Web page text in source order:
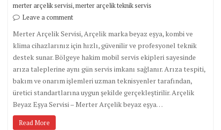
merter arçelik servisi,merter arçelik teknik servis
Leave a comment
Merter Arçelik Servisi, Arçelik marka beyaz eşya, kombi ve
klima cihazlarınız için hızlı, güvenilir ve profesyonel teknik
destek sunar. Bölgeye hakim mobil servis ekipleri sayesinde
arıza taleplerine aynı gün servis imkanı sağlanır. Arıza tespiti,
bakım ve onarım işlemleri uzman teknisyenler tarafından,
üretici standartlarına uygun şekilde gerçekleştirilir. Arçelik
Beyaz Eşya Servisi – Merter Arçelik beyaz eşya…
Read More